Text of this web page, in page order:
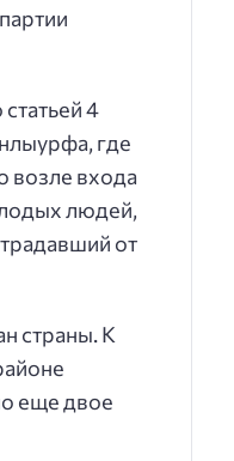
4
где
возле входа
людей,
от
страны. К
еще двое